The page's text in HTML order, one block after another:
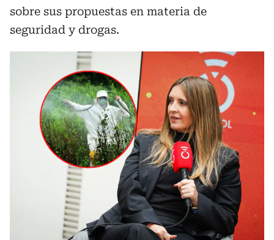
sobre sus propuestas en materia de
seguridad y drogas.